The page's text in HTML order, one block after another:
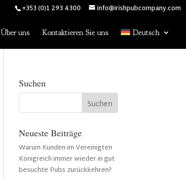
+353 (0)1 293 4300 info@irishpubcompany.com
Über uns Kontaktieren Sie uns Deutsch
Suchen
Neueste Beiträge
Warum Kunden im Vereinigten
Königreich immer wieder in gut
besuchte Pubs zurückkehren?